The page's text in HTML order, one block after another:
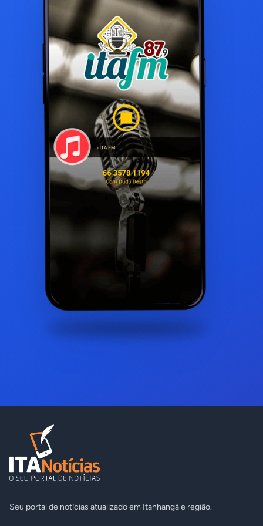
Seu portal de notícias atualizado em Itanhangá e região.